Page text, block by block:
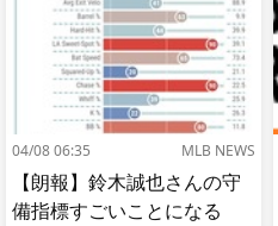
04/08 06:35 MLB NEWS
【朗報】鈴木誠也さんの守
備指標すごいことになる